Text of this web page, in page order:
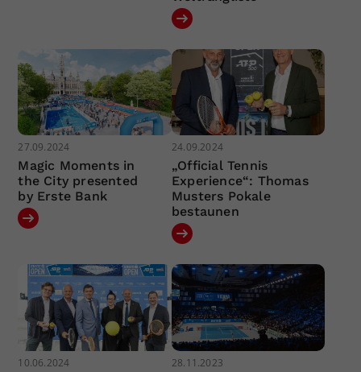
27.09.2024
Magic Moments in
the City presented
by Erste Bank
24.09.2024
„Official Tennis
Experience“: Thomas
Musters Pokale
bestaunen
10.06.2024 28.11.2023